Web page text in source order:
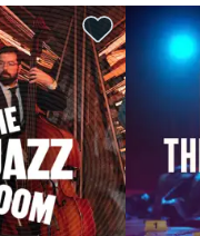
London
Erlebnisse und Städte
São Paulo
Seoul